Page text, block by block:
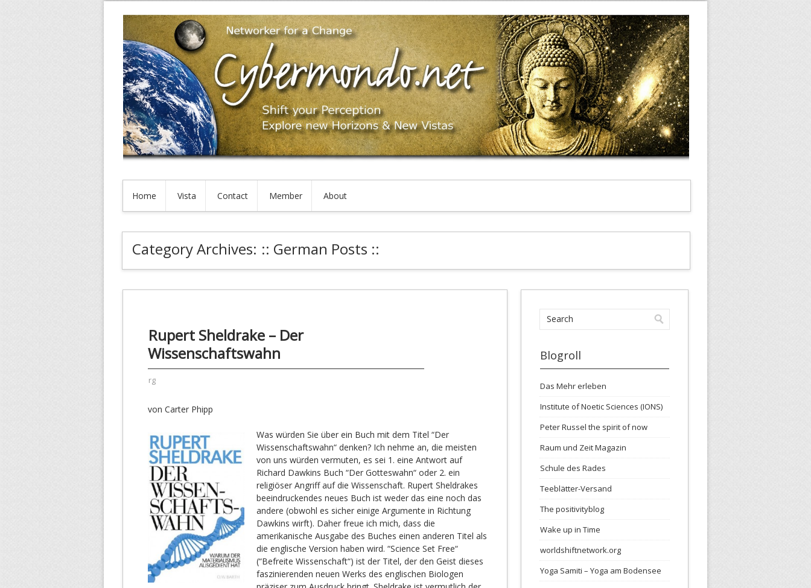
Home Vista Contact Member About
Category Archives: :: German Posts ::
Rupert Sheldrake – Der
Wissenschaftswahn
rg
von Carter Phipp
Was würden Sie über ein Buch mit dem Titel “Der
Wissenschaftswahn“ denken? Ich nehme an, die meisten
von uns würden vermuten, es sei 1. eine Antwort auf
Richard Dawkins Buch “Der Gotteswahn“ oder 2. ein
religiöser Angriff auf die Wissenschaft. Rupert Sheldrakes
beeindruckendes neues Buch ist weder das eine noch das
andere (obwohl es sicher einige Argumente in Richtung
Dawkins wirft). Daher freue ich mich, dass die
amerikanische Ausgabe des Buches einen anderen Titel als
die englische Version haben wird. “Science Set Free“
(“Befreite Wissenschaft“) ist der Titel, der den Geist dieses
faszinierenden neuen Werks des englischen Biologen
Blogroll
Das Mehr erleben
Institute of Noetic Sciences (IONS)
Peter Russel the spirit of now
Raum und Zeit Magazin
Schule des Rades
Teeblätter-Versand
The positivityblog
Wake up in Time
worldshiftnetwork.org
Yoga Samiti – Yoga am Bodensee